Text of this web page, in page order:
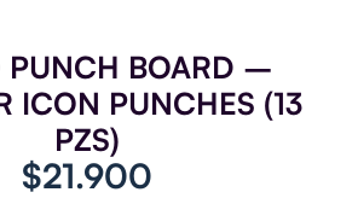
PUNCH BOARD –
ICON PUNCHES (13
PZS)
$21.900